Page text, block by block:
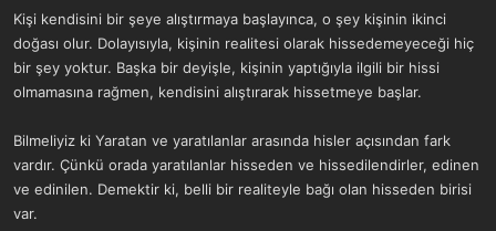
Kişi kendisini bir şeye alıştırmaya başlayınca, o şey kişinin ikinci
doğası olur. Dolayısıyla, kişinin realitesi olarak hissedemeyeceği hiç
bir şey yoktur. Başka bir deyişle, kişinin yaptığıyla ilgili bir hissi
olmamasına rağmen, kendisini alıştırarak hissetmeye başlar.
Bilmeliyiz ki Yaratan ve yaratılanlar arasında hisler açısından fark
vardır. Çünkü orada yaratılanlar hisseden ve hissedilendirler, edinen
ve edinilen. Demektir ki, belli bir realiteyle bağı olan hisseden birisi
var.